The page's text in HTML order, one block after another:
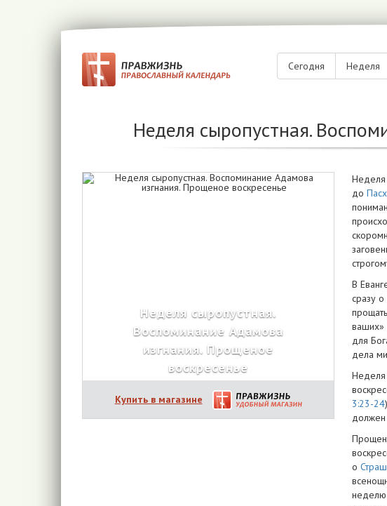
Сегодня Неделя
Неделя сыропустная.
Неделя сыропустная.
Воспоминание Адамова
изгнания. Прощеное
воскресенье
Купить в магазине
Неделя
до
В
сразу
ваших»
для
дела
Неделя
3:23-24
должен
о
неделю